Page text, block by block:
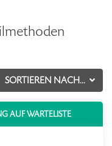
SORTIEREN NACH...
AUF WARTELISTE